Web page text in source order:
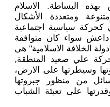
البساطة. الاسلام
ومتعددة الأشكال
كحركة سياسية اجتماعية
سواء كان متوافقة
الخلافة الاسلامية" هي
علي صعيد المنطقة,
وسيطرتها على الارض،
من منظور جبروتها
على تعبئة الشباب